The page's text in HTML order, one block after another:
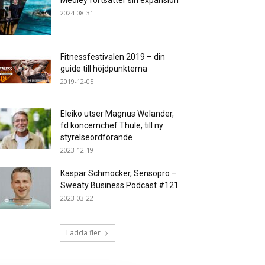
2024-08-31
Fitnessfestivalen 2019 – din
guide till höjdpunkterna
2019-12-05
Eleiko utser Magnus Welander,
fd koncernchef Thule, till ny
styrelseordförande
2023-12-19
Kaspar Schmocker, Sensopro –
Sweaty Business Podcast #121
2023-03-22
Ladda fler